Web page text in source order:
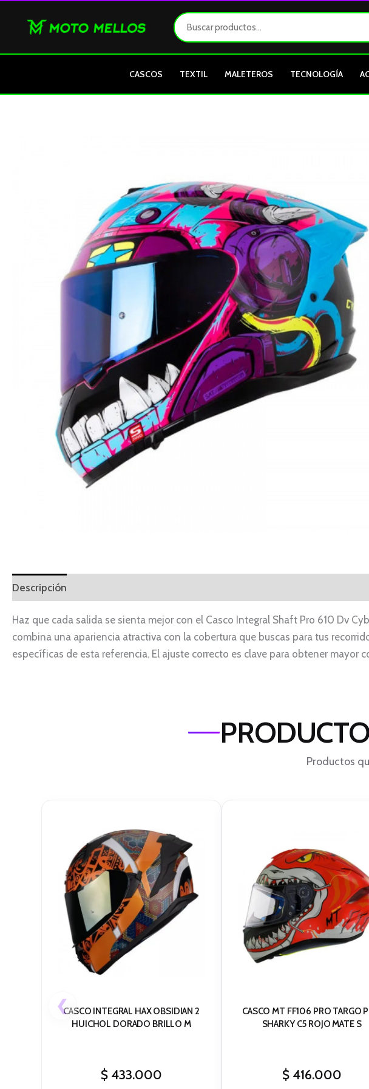
CASCOS TEXTIL MALETEROS TECNOLOGÍA
Descripción
Haz que cada salida se sienta mejor con el Casco Integral Shaft Pro 610 Dv
combina una apariencia atractiva con la cobertura que buscas para tus
específicas de esta referencia. El ajuste correcto es clave para obtener mayor
Productos
CASCO INTEGRAL HAX OBSIDIAN 2
HUICHOL DORADO BRILLO M
$ 433.000
CASCO MT FF106 PRO TARGO
SHARKY C5 ROJO MATE S
$416.000
❮